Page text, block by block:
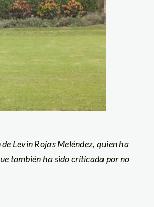
Levin Rojas Meléndez, quien ha
también ha sido criticada por no